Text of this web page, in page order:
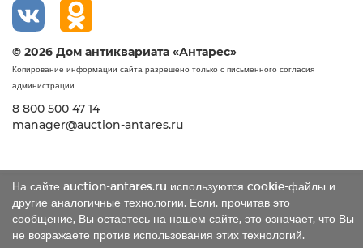
На сайте auction-antares.ru используются cookie-файлы и
другие аналогичные технологии. Если, прочитав это
сообщение, Вы остаетесь на нашем сайте, это означает, что Вы
не возражаете против использования этих технологий.
© 2026 Дом антиквариата «Антарес»
Копирование информации сайта разрешено только с письменного согласия
администрации
8 800 500 47 14
manager@auction-antares.ru